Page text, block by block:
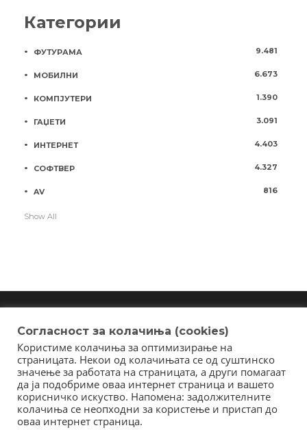
Категории
ФУТУРАМА 9.481
МОБИЛНИ 6.673
КОМПЈУТЕРИ 1.390
ГАЏЕТИ 3.091
ИНТЕРНЕТ 4.403
СОФТВЕР 4.327
AV 816
Show All
Copyright © 2018 - Member of IAB Macedonia
Member of Clip Media Group / 2017
Согласност за колачиња (cookies)
Користиме колачиња за оптимизирање на
страницата. Некои од колачињата се од суштинско
значење за работата на страницата, а други помагаат
да ја подобриме оваа интернет страница и вашето
корисничко искуство. Напомена: задолжителните
колачиња се неопходни за користење и пристап до
оваа интернет страница.